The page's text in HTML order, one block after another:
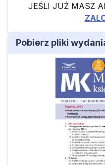
JEŚLI JUŻ MASZ
Pobierz pliki